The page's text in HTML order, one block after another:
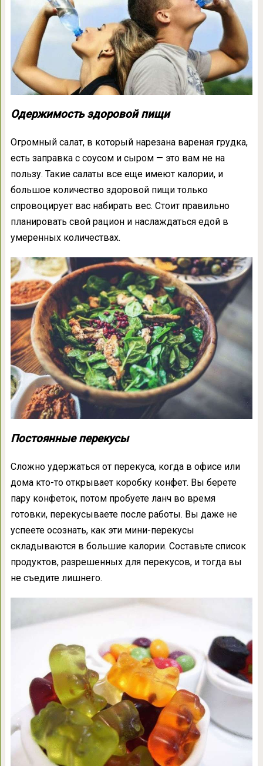
Одержимость здоровой пищи
Огромный салат, в который нарезана вареная грудка,
есть заправка с соусом и сыром — это вам не на
пользу. Такие салаты все еще имеют калории, и
большое количество здоровой пищи только
спровоцирует вас набирать вес. Стоит правильно
планировать свой рацион и наслаждаться едой в
умеренных количествах.
Постоянные перекусы
Сложно удержаться от перекуса, когда в офисе или
дома кто-то открывает коробку конфет. Вы берете
пару конфеток, потом пробуете ланч во время
готовки, перекусываете после работы. Вы даже не
успеете осознать, как эти мини-перекусы
складываются в большие калории. Составьте список
продуктов, разрешенных для перекусов, и тогда вы
не съедите лишнего.